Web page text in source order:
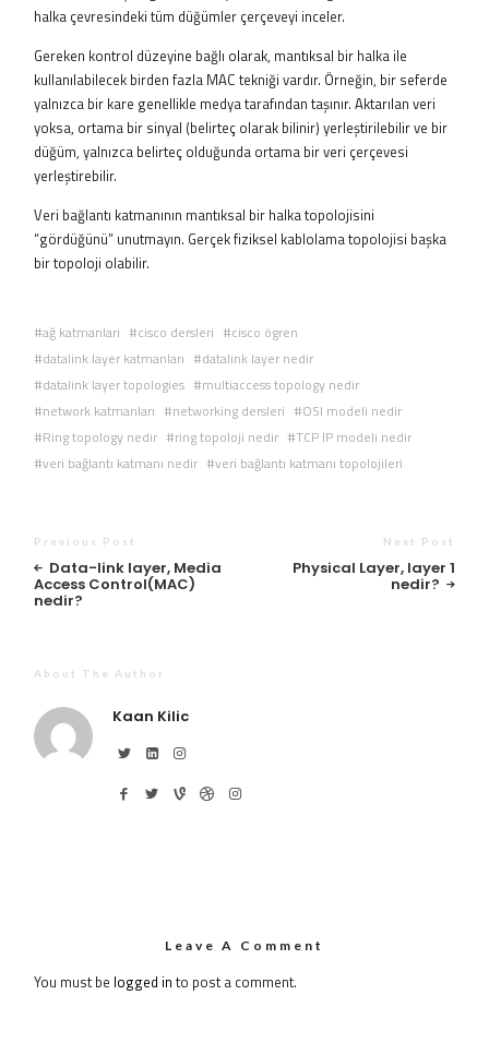
halka çevresindeki tüm düğümler çerçeveyi inceler.
Gereken kontrol düzeyine bağlı olarak, mantıksal bir halka ile
kullanılabilecek birden fazla MAC tekniği vardır. Örneğin, bir seferde
yalnızca bir kare genellikle medya tarafından taşınır. Aktarılan veri
yoksa, ortama bir sinyal (belirteç olarak bilinir) yerleştirilebilir ve bir
düğüm, yalnızca belirteç olduğunda ortama bir veri çerçevesi
yerleştirebilir.
Veri bağlantı katmanının mantıksal bir halka topolojisini
“gördüğünü” unutmayın. Gerçek fiziksel kablolama topolojisi başka
bir topoloji olabilir.
ağ katmanları cisco dersleri
cisco ögren
datalink layer katmanları
datalink layer nedir
datalink layer topologies
multiaccess topology nedir
network katmanları
networking dersleri
OSI modeli nedir
Ring topology nedir
ring topoloji nedir
TCP IP modeli nedir
veri bağlantı katmanı nedir
veri bağlantı katmanı topolojileri
Previous Post
Data-link layer, Media
Access Control(MAC)
nedir?
Next Post
Physical Layer, layer 1
nedir?
About The Author
Kaan Kilic
Leave A Comment
You must be logged in to post a comment.